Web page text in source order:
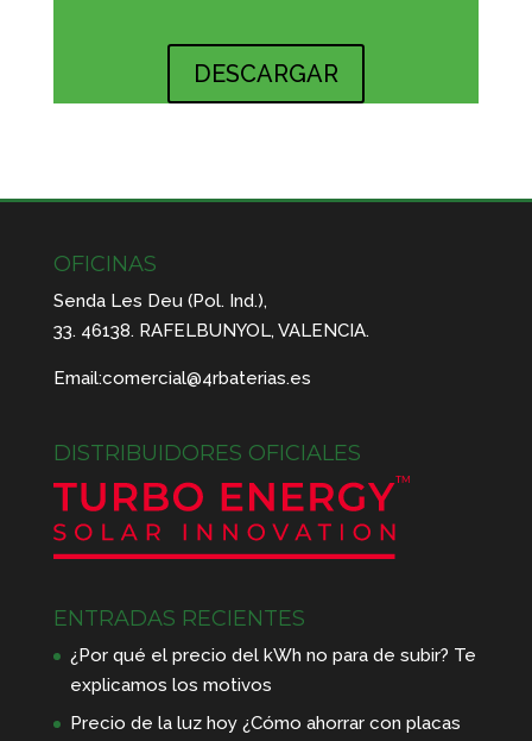
DESCARGAR
OFICINAS
Senda Les Deu (Pol. Ind.),
33. 46138. RAFELBUNYOL, VALENCIA.
Email:comercial@4rbaterias.es
DISTRIBUIDORES OFICIALES
ENTRADAS RECIENTES
¿Por qué el precio del kWh no para de subir? Te
explicamos los motivos
Precio de la luz hoy ¿Cómo ahorrar con placas